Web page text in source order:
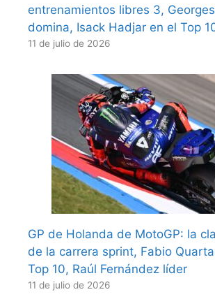
entrenamientos libres 3,
domina, Isack Hadjar en el Top
11 de julio de 2026
GP de Holanda de MotoGP: la
de la carrera sprint, Fabio
Top 10, Raúl Fernández líder
11 de julio de 2026